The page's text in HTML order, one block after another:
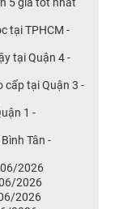
5 giá tốt nhất
tại TPHCM -
tại Quận 4 -
cấp tại Quận 3 -
1 -
Tân -
06/2026
2026
2026